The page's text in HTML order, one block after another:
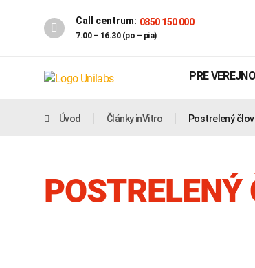
Call centrum: 0850 150 000
7.00 – 16.30 (po – pia)
PRE
Úvod Články inVitro Postrelený
POSTRELENÝ